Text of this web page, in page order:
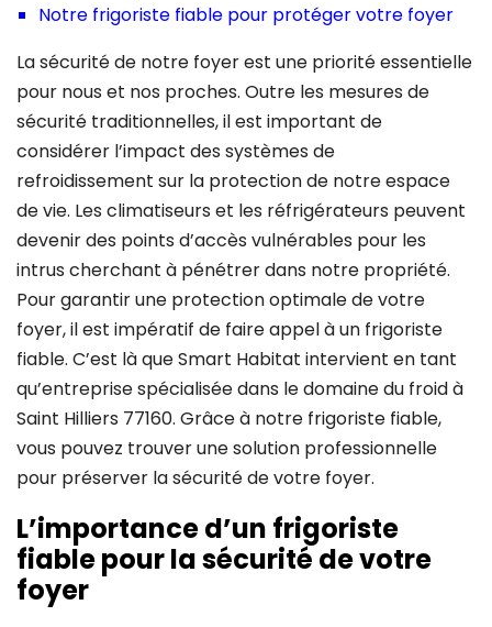
Notre frigoriste fiable pour protéger votre foyer
La sécurité de notre foyer est une priorité essentielle
pour nous et nos proches. Outre les mesures de
sécurité traditionnelles, il est important de
considérer l’impact des systèmes de
refroidissement sur la protection de notre espace
de vie. Les climatiseurs et les réfrigérateurs peuvent
devenir des points d’accès vulnérables pour les
intrus cherchant à pénétrer dans notre propriété.
Pour garantir une protection optimale de votre
foyer, il est impératif de faire appel à un frigoriste
fiable. C’est là que Smart Habitat intervient en tant
qu’entreprise spécialisée dans le domaine du froid à
Saint Hilliers 77160. Grâce à notre frigoriste fiable,
vous pouvez trouver une solution professionnelle
pour préserver la sécurité de votre foyer.
L’importance d’un frigoriste
fiable pour la sécurité de votre
foyer